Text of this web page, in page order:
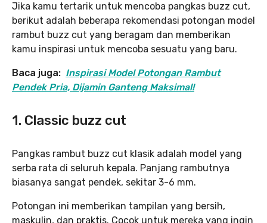
Jika kamu tertarik untuk mencoba pangkas buzz cut,
berikut adalah beberapa rekomendasi potongan model
rambut buzz cut yang beragam dan memberikan
kamu inspirasi untuk mencoba sesuatu yang baru.
Baca juga: Inspirasi Model Potongan Rambut
Pendek Pria, Dijamin Ganteng Maksimal!
1. Classic buzz cut
Pangkas rambut buzz cut klasik adalah model yang
serba rata di seluruh kepala. Panjang rambutnya
biasanya sangat pendek, sekitar 3-6 mm.
Potongan ini memberikan tampilan yang bersih,
maskulin, dan praktis. Cocok untuk mereka yang ingin